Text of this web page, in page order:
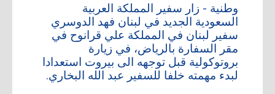
مجتمع
وطنية - زار سفير المملكة العربية
السعودية الجديد في لبنان فهد الدوسري
سفير لبنان في المملكة علي قرانوح في
مقر السفارة بالرياض، في زيارة
بروتوكولية قبل توجهه الى بيروت استعدادا
لبدء مهمته خلفا للسفير عبد الله البخاري.